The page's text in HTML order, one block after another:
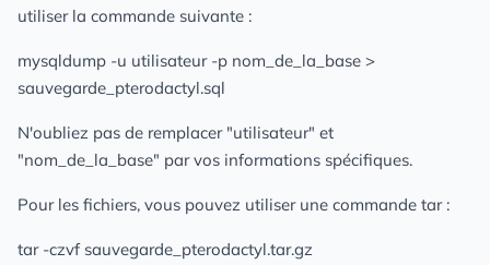
utiliser la commande suivante :
mysqldump -u utilisateur -p nom_de_la_base >
sauvegarde_pterodactyl.sql
N'oubliez pas de remplacer "utilisateur" et
"nom_de_la_base" par vos informations spécifiques.
Pour les fichiers, vous pouvez utiliser une commande tar :
tar -czvf sauvegarde_pterodactyl.tar.gz